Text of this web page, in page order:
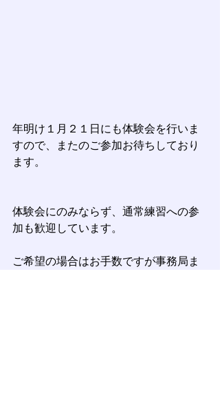
年明け１月２１日にも体験会を行いま
すので、またのご参加お待ちしており
ます。
体験会にのみならず、通常練習への参
加も歓迎しています。
ご希望の場合はお手数ですが事務局ま